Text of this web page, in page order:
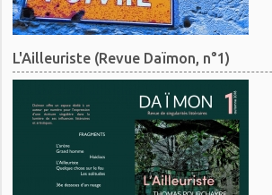
L'Ailleuriste (Revue Daïmon, n°1)